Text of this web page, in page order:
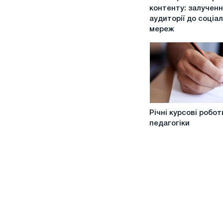
створення
контенту:
залучення
аудиторії
до
соціальних
мереж
контенту:
аудиторії до
мереж
Річні
курсові
роботи
Річні курсові
педагогіки